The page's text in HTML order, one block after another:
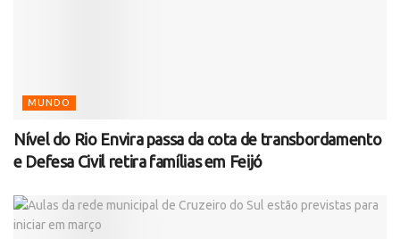
MUNDO
Nível do Rio Envira passa da cota de transbordamento
e Defesa Civil retira famílias em Feijó